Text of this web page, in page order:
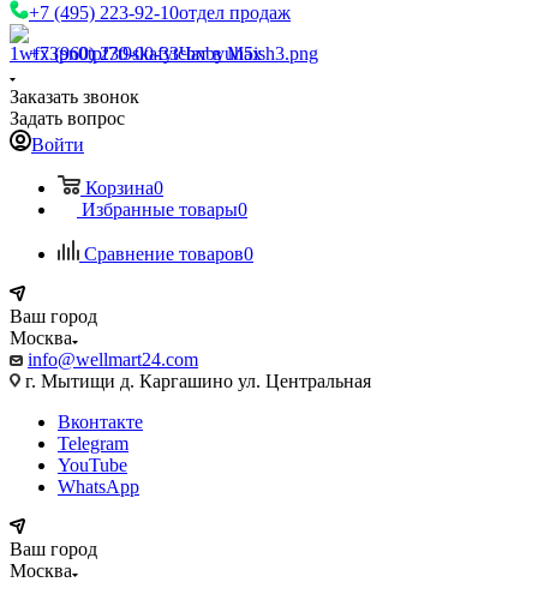
+7 (495) 223-92-10отдел продаж
+7 (960) 230-00-33Чат в Max
Заказать звонок
Задать вопрос
Войти
Корзина0
Избранные товары0
Сравнение товаров0
Ваш город
Москва
info@wellmart24.com
г. Мытищи д. Каргашино ул. Центральная
Вконтакте
Telegram
YouTube
WhatsApp
Ваш город
Москва